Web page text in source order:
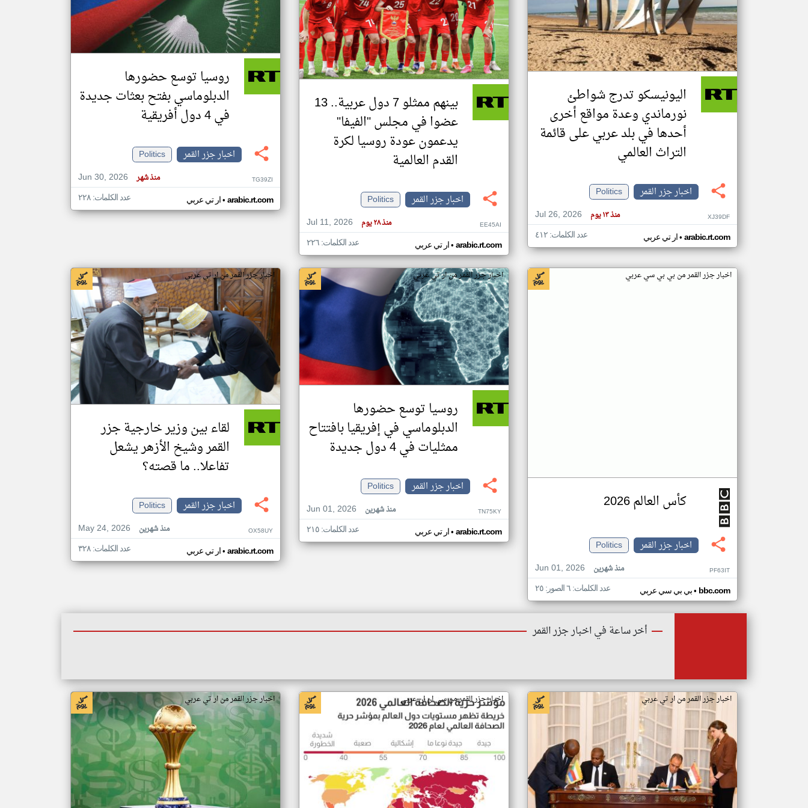
تغيير الدولة
اخبار جزر القمر على مدار الساعة
أهم اخبار جزر القمر العاجلة والمباشرة
اليونيسكو تدرج شواطئ
نورماندي وعدة مواقع أخرى
أحدها في بلد عربي على قائمة
التراث العالمي
اخبار جزر القمر
Politics
Jul 26, 2026
منذ ١٣ يوم XJ39DF
ار تي عربي• arabic.rt.com عدد الكلمات: ٤١٢
بينهم ممثلو 7 دول عربية.. 13
عضوا في مجلس "الفيفا"
يدعمون عودة روسيا لكرة
القدم العالمية
اخبار جزر القمر
Politics
Jul 11, 2026
منذ ٢٨ يوم EE45AI
ار تي عربي• arabic.rt.com عدد الكلمات: ٢٢٦
روسيا توسع حضورها
الدبلوماسي بفتح بعثات جديدة
في 4 دول أفريقية
اخبار جزر القمر
Politics
Jun 30, 2026
منذ شهر TG39ZI
ار تي عربي• arabic.rt.com عدد الكلمات: ٢٢٨
اخبار جزر القمر من بي بي سي عربي
كأس العالم 2026
اخبار جزر القمر
Politics
Jun 01, 2026
منذ شهرين PF63IT
بي بي سي عربي• bbc.com عدد الكلمات: ٦ الصور: ٢٥
اخبار جزر القمر من ار تي عربي
روسيا توسع حضورها
الدبلوماسي في إفريقيا بافتتاح
ممثليات في 4 دول جديدة
اخبار جزر القمر
Politics
Jun 01, 2026
منذ شهرين TN75KY
ار تي عربي• arabic.rt.com عدد الكلمات: ٢١٥
اخبار جزر القمر من ار تي عربي
لقاء بين وزير خارجية جزر
القمر وشيخ الأزهر يشعل
تفاعلا.. ما قصته؟
اخبار جزر القمر
Politics
May 24, 2026
منذ شهرين OX58UY
ار تي عربي• arabic.rt.com عدد الكلمات: ٣٢٨
أخر ساعة في اخبار جزر القمر
اخبار جزر القمر من ار تي عربي اخبار جزر القمر من سي ان ان عربي اخبار جزر القمر من ار تي عربي
klyoum.com